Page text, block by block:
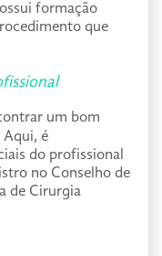
formação
que
um bom
Aqui, é
do profissional
no Conselho de
de Cirurgia